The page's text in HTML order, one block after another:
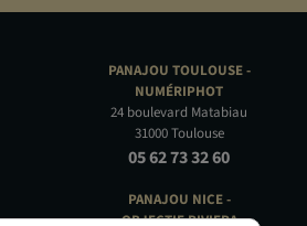
PANAJOU TOULOUSE -
NUMÉRIPHOT
24 boulevard Matabiau
31000 Toulouse
05 62 73 32 60
PANAJOU NICE -
OBJECTIF RIVIERA